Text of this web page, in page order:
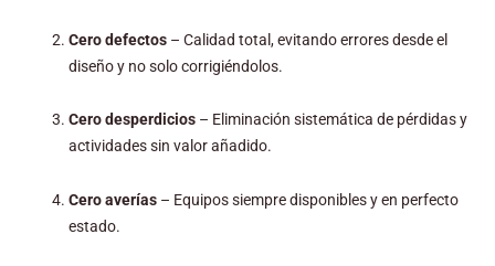
Cero defectos – Calidad total, evitando errores desde el
diseño y no solo corrigiéndolos.
Cero desperdicios – Eliminación sistemática de pérdidas y
actividades sin valor añadido.
Cero averías – Equipos siempre disponibles y en perfecto
estado.